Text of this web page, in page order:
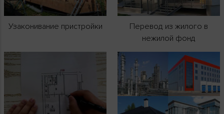
Узаконивание пристройки
Перевод из жилого в
нежилой фонд